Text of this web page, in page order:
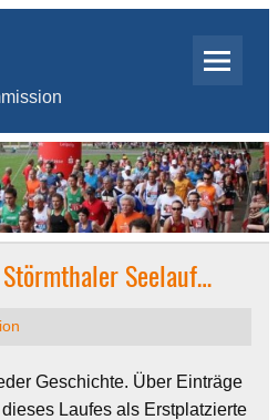
Seelauf…
Geschichte. Über Einträge
Laufes als Erstplatzierte